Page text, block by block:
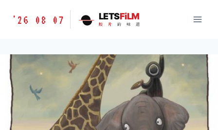
胶
味
LETSFILM
'26 08 07 LETSFiLM
胶 片 的 味 道